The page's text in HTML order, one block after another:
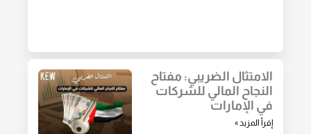
الامتثال الضريبي: مفتاح
النجاح المالي للشركات
في الإمارات
إقرأ المزيد »